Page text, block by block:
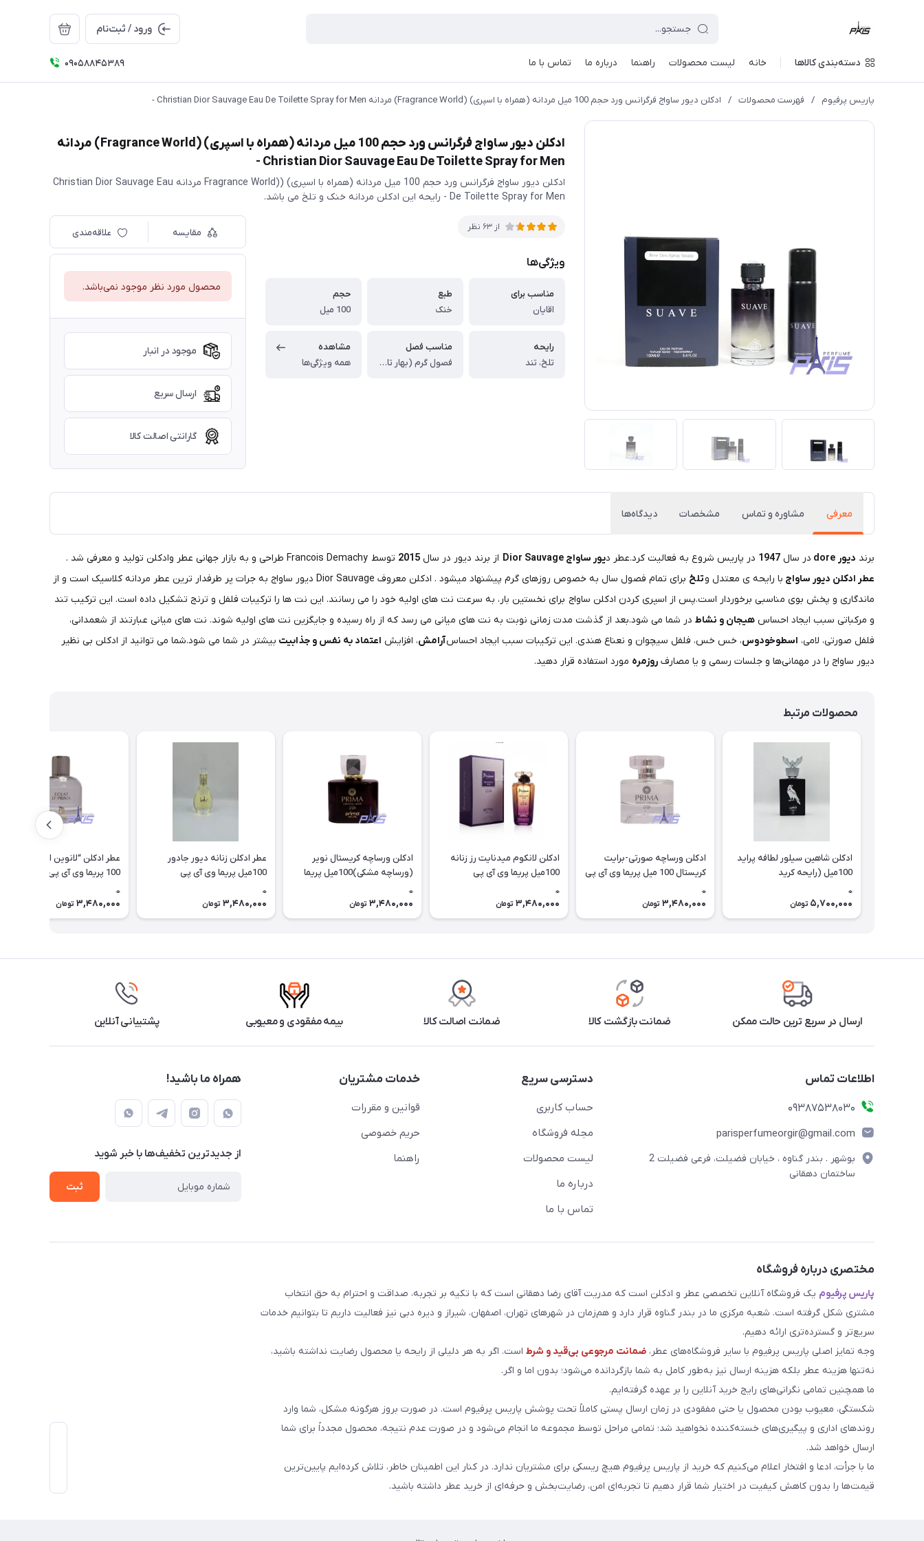
ورود / ثبت‌نام
دسته‌بندی کالاها خانه لیست محصولات راهنما درباره ما تماس با ما 09058845389
پاریس پرفیوم / فهرست محصولات / ادکلن دیور ساواج فرگرانس ورد حجم 100 میل مردانه (همراه با اسپری) (Fragrance World) مردانه Christian Dior Sauvage Eau De Toilette Spray for Men -
ادکلن دیور ساواج فرگرانس ورد حجم 100 میل مردانه (همراه با اسپری) (Fragrance World) مردانه
Christian Dior Sauvage Eau De Toilette Spray for Men -
ادکلن دیور ساواج فرگرانس ورد حجم 100 میل مردانه (همراه با اسپری) ((Fragrance World مردانه Christian Dior Sauvage Eau
De Toilette Spray for Men - رایحه این ادکلن مردانه خنک و تلخ می باشد.
از 63 نظر
ویژگی‌ها
مناسب برای
اقایان
طبع
خنک
حجم
100 میل
رایحه
تلخ، تند
مناسب فصل
فصول گرم (بهار تابستان)
مشاهده
همه ویژگی‌ها
مقایسه علاقه‌مندی
محصول مورد نظر موجود نمی‌باشد.
موجود در انبار
ارسال سریع
گارانتی اصالت کالا
معرفی مشاوره و تماس مشخصات دیدگاه‌ها
برند دیور dore در سال 1947 در پاریس شروع به فعالیت کرد.عطر دیور ساواج Dior Sauvage از برند دیور در سال 2015 توسط Francois Demachy طراحی و به بازار جهانی عطر وادکلن تولید و معرفی شد .
عطر ادکلن دیور ساواج با رایحه ی معتدل وتلخ
برای تمام فصول سال به خصوص روزهای گرم پیشنهاد میشود . ادکلن معروف Dior Sauvage دیور ساواج به جرات پر طرفدار ترین عطر مردانه کلاسیک است و از
ماندگاری و پخش بوی مناسبی برخوردار است.پس از اسپری کردن ادکلن ساواج برای نخستین بار، به سرعت نت های اولیه خود را می رسانند. این نت ها را ترکیبات فلفل و ترنج تشکیل داده است. این ترکیب تند
و مرکباتی سبب ایجاد احساس هیجان و نشاط در شما می شود.بعد از گذشت مدت زمانی نوبت به نت های میانی می رسد که از راه رسیده و جایگزین نت های اولیه شوند. نت های میانی عبارتند از شعمدانی،
فلفل صورتی، لامی، اسطوخودوس، خس خس، فلفل سیچوان و نعناع هندی. این ترکیبات سبب ایجاد احساسآرامش، افزایش اعتماد به نفس و جذابیت بیشتر در شما می شود.شما می توانید از ادکلن بی نظیر
دیور ساواج را در مهمانی‌ها و جلسات رسمی و یا مصارف روزمره مورد استفاده قرار دهید.
محصولات مرتبط
ادکلن شاهین سیلور لطافه پراید
100میل (رایحه کرید
Shaheen Silver
0
5,700,000 تومان
ادکلن ورساچه صورتی-برایت
کریستال 100 میل پریما وی آی پی
0
3,480,000 تومان
ادکلن لانکوم میدنایت رز زنانه
100میل پریما وی آی پی
(vip
0
3,480,000 تومان
ادکلن ورساچه کریستال نویر
(ورساچه مشکی)100میل پریما
niche (vip
0
3,480,000 تومان
عطر ادکلن زنانه دیور جادور
100میل پریما وی آی پی
0
3,480,000 تومان
عطر ادکلن “لانوین اکلت” زنانه
0
3,480,000 تومان
ارسال در سریع ترین حالت ممکن ضمانت بازگشت کالا ضمانت اصالت کالا بیمه مفقودی و معیوبی پشتیبانی آنلاین
اطلاعات تماس
09387538030
parisperfumeorgir@gmail.com
بوشهر . بندر گناوه ، خیابان فضیلت، فرعی فضیلت 2
ساختمان دهقانی
دسترسی سریع
حساب کاربری
مجله فروشگاه
لیست محصولات
درباره ما
تماس با ما
خدمات مشتریان
قوانین و مقررات
حریم خصوصی
راهنما
همراه ما باشید!
از جدید‌ترین تخفیف‌ها با‌ خبر شوید
ثبت
مختصری درباره فروشگاه
پاریس پرفیوم یک فروشگاه آنلاین تخصصی عطر و ادکلن است که مدریت آقای رضا دهقانی است که با تکیه بر تجربه، صداقت و احترام به حق انتخاب
مشتری شکل گرفته است. شعبه مرکزی ما در بندر گناوه قرار دارد و هم‌زمان در شهرهای تهران، اصفهان، شیراز و دیره دبی نیز فعالیت داریم تا بتوانیم خدمات
سریع‌تر و گسترده‌تری ارائه دهیم.
وجه تمایز اصلی پاریس پرفیوم با سایر فروشگاه‌های عطر، ضمانت مرجوعی بی‌قید و شرط است. اگر به هر دلیلی از رایحه یا محصول رضایت نداشته باشید،
نه‌تنها هزینه عطر بلکه هزینه ارسال نیز به‌طور کامل به شما بازگردانده می‌شود؛ بدون اما و اگر.
ما همچنین تمامی نگرانی‌های رایج خرید آنلاین را بر عهده گرفته‌ایم.
شکستگی، معیوب بودن محصول یا حتی مفقودی در زمان ارسال پستی کاملاً تحت پوشش پاریس پرفیوم است. در صورت بروز هرگونه مشکل، شما وارد
روندهای اداری و پیگیری‌های خسته‌کننده نخواهید شد؛ تمامی مراحل توسط مجموعه ما انجام می‌شود و در صورت عدم نتیجه، محصول مجدداً برای شما
ارسال خواهد شد.
ما با جرأت، ادعا و افتخار اعلام می‌کنیم که خرید از پاریس پرفیوم هیچ ریسکی برای مشتریان ندارد. در کنار این اطمینان خاطر، تلاش کرده‌ایم پایین‌ترین
قیمت‌ها را بدون کاهش کیفیت در اختیار شما قرار دهیم تا تجربه‌ای امن، رضایت‌بخش و حرفه‌ای از خرید عطر داشته باشید.